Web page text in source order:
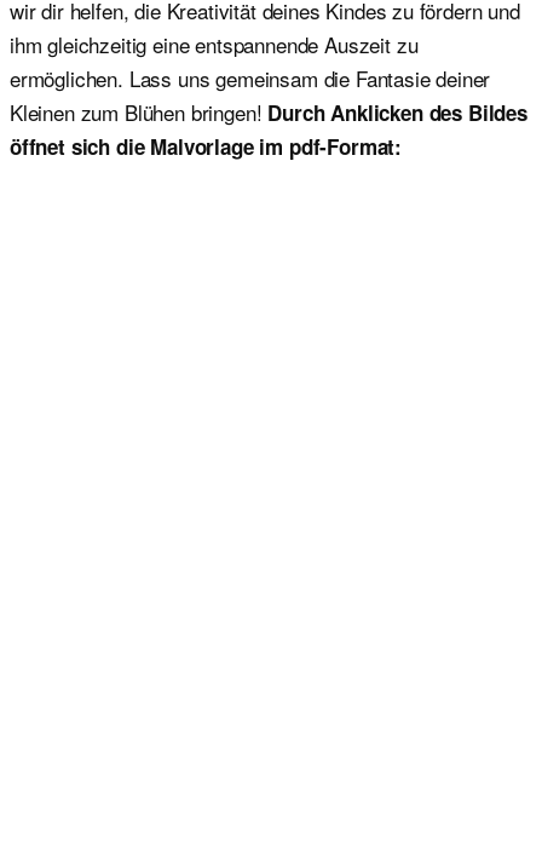
wir dir helfen, die Kreativität deines Kindes zu fördern und
ihm gleichzeitig eine entspannende Auszeit zu
ermöglichen. Lass uns gemeinsam die Fantasie deiner
Kleinen zum Blühen bringen! Durch Anklicken des Bildes
öffnet sich die Malvorlage im pdf-Format: